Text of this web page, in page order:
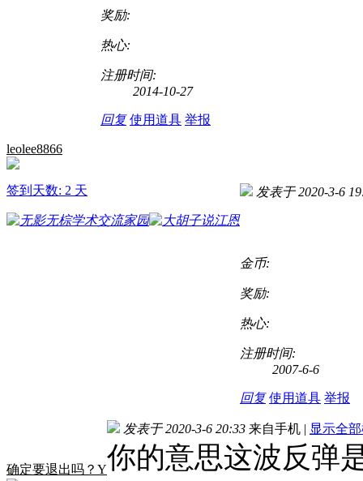
奖励:
热心:
注册时间:
2014-10-27
回复 使用道具 举报
leolee8866
签到天数: 2 天 发表于 2020-3-6
金币:
奖励:
热心:
注册时间:
2007-6-6
回复 使用道具 举报
确定要退出吗？Y
发表于 2020-3-6 20:33 来自手机 | 显示全
你的意思这波反弹